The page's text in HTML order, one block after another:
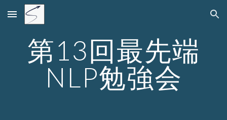
Skip to main content Skip to navigation
第13回最先端
NLP勉強会